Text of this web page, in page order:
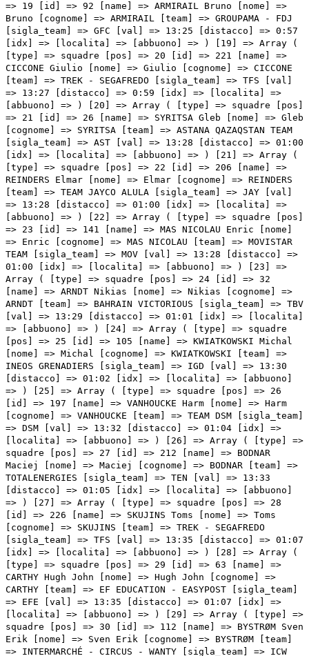
=> 19 [id] => 92 [name] => ARMIRAIL Bruno [nome] =>
Bruno [cognome] => ARMIRAIL [team] => GROUPAMA - FDJ
[sigla_team] => GFC [val] => 13:25 [distacco] => 0:57
[idx] => [localita] => [abbuono] => ) [19] => Array (
[type] => squadre [pos] => 20 [id] => 221 [name] =>
CICCONE Giulio [nome] => Giulio [cognome] => CICCONE
[team] => TREK - SEGAFREDO [sigla_team] => TFS [val]
=> 13:27 [distacco] => 0:59 [idx] => [localita] =>
[abbuono] => ) [20] => Array ( [type] => squadre [pos]
=> 21 [id] => 26 [name] => SYRITSA Gleb [nome] => Gleb
[cognome] => SYRITSA [team] => ASTANA QAZAQSTAN TEAM
[sigla_team] => AST [val] => 13:28 [distacco] => 01:00
[idx] => [localita] => [abbuono] => ) [21] => Array (
[type] => squadre [pos] => 22 [id] => 206 [name] =>
REINDERS Elmar [nome] => Elmar [cognome] => REINDERS
[team] => TEAM JAYCO ALULA [sigla_team] => JAY [val]
=> 13:28 [distacco] => 01:00 [idx] => [localita] =>
[abbuono] => ) [22] => Array ( [type] => squadre [pos] => 23 [id] => 141 [name] => MAS NICOLAU Enric [nome] => Enric [cognome] => MAS NICOLAU [team] => MOVISTAR TEAM [sigla_team] => MOV [val] => 13:28 [distacco] => 01:00 [idx] => [localita] => [abbuono] => ) [23] => Array ( [type] => squadre [pos] => 24 [id] => 32 [name] => ARNDT Nikias [nome] => Nikias [cognome] => ARNDT [team] => BAHRAIN VICTORIOUS [sigla_team] => TBV [val] => 13:29 [distacco] => 01:01 [idx] => [localita] => [abbuono] => ) [24] => Array ( [type] => squadre [pos] => 25 [id] => 105 [name] => KWIATKOWSKI Michal [nome] => Michal [cognome] => KWIATKOWSKI [team] => INEOS GRENADIERS [sigla_team] => IGD [val] => 13:30 [distacco] => 01:02 [idx] => [localita] => [abbuono] => ) [25] => Array ( [type] => squadre [pos] => 26 [id] => 197 [name] => VANHOUCKE Harm [nome] => Harm [cognome] => VANHOUCKE [team] => TEAM DSM [sigla_team] => DSM [val] => 13:32 [distacco] => 01:04 [idx] => [localita] => [abbuono] => ) [26] => Array ( [type] => squadre [pos] => 27 [id] => 212 [name] => BODNAR Maciej [nome] => Maciej [cognome] => BODNAR [team] => TOTALENERGIES [sigla_team] => TEN [val] => 13:33 [distacco] => 01:05 [idx] => [localita] => [abbuono] => ) [27] => Array ( [type] => squadre [pos] => 28 [id] => 226 [name] => SKUJINS Toms [nome] => Toms [cognome] => SKUJINS [team] => TREK - SEGAFREDO [sigla_team] => TFS [val] => 13:35 [distacco] => 01:07 [idx] => [localita] => [abbuono] => ) [28] => Array ( [type] => squadre [pos] => 29 [id] => 63 [name] => CARTHY Hugh John [nome] => Hugh John [cognome] => CARTHY [team] => EF EDUCATION - EASYPOST [sigla_team] => EFE [val] => 13:35 [distacco] => 01:07 [idx] => [localita] => [abbuono] => ) [29] => Array ( [type] => squadre [pos] => 30 [id] => 112 [name] => BYSTRØM Sven Erik [nome] => Sven Erik [cognome] => BYSTRØM [team] => INTERMARCHÉ - CIRCUS - WANTY [sigla_team] => ICW [val] => 13:35 [distacco] => 01:07 [idx] => [localita] => [abbuono] => ) [30] => Array ( [type] => squadre [pos] => 31 [id] => 123 [name] => GEE Derek [nome] => Derek [cognome] => GEE [team] => ISRAEL PREMIER TECH [sigla_team] => IPT [val] => 13:35 [distacco] => 01:07 [idx] => [localita] => [abbuono] => ) [31] => Array ( [type] => squadre [pos] => 32 [id] => 162 [name] => BAGIOLI Andrea [nome] => Andrea [cognome] => BAGIOLI [team] => SOUDAL QUICK-STEP [sigla_team] => SOQ [val] => 13:36 [distacco] => 01:08 [idx] => [localita] => [abbuono] => ) [32] => Array ( [type] => squadre [pos] => 33 [id] => 195 [name] => STORK Florian [nome] => Florian [cognome] => STORK [team] => TEAM DSM [sigla_team] => DSM [val] => 13:37 [distacco] => 01:09 [idx] => [localita] => [abbuono] => ) [33] => Array ( [type] => squadre [pos] => 34 [id] => 43 [name] => DENZ Nico [nome] => Nico [cognome] => DENZ [team] => BORA - HANSGROHE [sigla_team] => BOH [val] => 13:37 [distacco] => 01:09 [idx] => [localita] => [abbuono] => ) [34] => Array ( [type] => squadre [pos] => 35 [id] => 91 [name] => PINOT Thibaut [nome] => Thibaut [cognome] => PINOT [team] => GROUPAMA - FDJ [sigla_team] => GFC [val] => 13:38 [distacco] => 01:10 [idx] => [localita] => [abbuono] => ) [35] => Array ( [type] => squadre [pos] => 36 [id] => 34 [name] => BUITRAGO SANCHEZ Santiago [nome] => Santiago [cognome] => BUITRAGO SANCHEZ [team] => BAHRAIN VICTORIOUS [sigla_team] => TBV [val] => 13:38 [distacco] => 01:10 [idx] => [localita] => [abbuono] => ) [36] => Array ( [type] => squadre [pos] => 37 [id] => 137 [name] => VAN BAARLE Dylan [nome] => Dylan [cognome] => VAN BAARLE [team] => JUMBO-VISMA [sigla_team] => TJV [val] => 13:38 [distacco] => 01:10 [idx] => [localita] => [abbuono] => ) [37] => Array ( [type] => squadre [pos] => 38 [id] => 36 [name] => MIHOLJEVIC Fran [nome] => Fran [cognome] => MIHOLJEVIC [team] => BAHRAIN VICTORIOUS [sigla_team] => TBV [val] => 13:39 [distacco] => 01:11 [idx] => [localita] => [abbuono] => ) [38] => Array ( [type] => squadre [pos] => 39 [id] => 194 [name] => MAYRHOFER Marius [nome] => Marius [cognome] => MAYRHOFER [team] => TEAM DSM [sigla_team] => DSM [val] => 13:39 [distacco] => 01:11 [idx] => [localita] => [abbuono] => ) [39] => Array ( [type] => squadre [pos] => 40 [id] => 142 [name] => ARANBURU DEBA Alex [nome] => Alex [cognome] => ARANBURU DEBA [team] => MOVISTAR TEAM [sigla_team] => MOV [val] => 13:39 [distacco] => 01:11 [idx] => [localita] => [abbuono] => ) [40] => Array ( [type] => squadre [pos] => 41 [id] => 214 [name] => CRAS Steff [nome] => Steff [cognome] => CRAS [team] => TOTALENERGIES [sigla_team] => TEN [val] => 13:40 [distacco] => 01:12 [idx] => [localita] => [abbuono] => ) [41] => Array ( [type] => squadre [pos] => 42 [id] => 35 [name] => CARUSO Damiano [nome] => Damiano [cognome] => CARUSO [team] => BAHRAIN VICTORIOUS [sigla_team] => TBV [val] => 13:41 [distacco] => 01:13 [idx] => [localita] => [abbuono] => ) [42] => Array ( [type] => squadre [pos] => 43 [id] => 161 [name] => ALAPHILIPPE Julian [nome] => Julian [cognome] => ALAPHILIPPE [team] => SOUDAL QUICK-STEP [sigla_team] => SOQ [val] => 13:41 [distacco] => 01:13 [idx] => [localita] => [abbuono] => ) [43] => Array ( [type] => squadre [pos] => 44 [id] => 231 [name] => REICHENBACH Sebastien [nome] => Sebastien [cognome] => REICHENBACH [team] => TUDOR PRO CYCLING TEAM [sigla_team] => TUD [val] => 13:41 [distacco] => 01:13 [idx] => [localita] => [abbuono] => ) [44] => Array ( [type] => squadre [pos] => 45 [id] => 136 [name] => VAN AERT Wout [nome] => Wout [cognome] => VAN AERT [team] => JUMBO-VISMA [sigla_team] => TJV [val] => 13:42 [distacco] => 01:14 [idx] => [localita] => [abbuono] => ) [45] => Array ( [type] => squadre [pos] => 46 [id] => 164 [name] => DEVENYNS Dries [nome] => Dries [cognome] => DEVENYNS [team] => SOUDAL QUICK-STEP [sigla_team] => SOQ [val] => 13:42 [distacco] => 01:14 [idx] => [localita] => [abbuono] => ) [46] => Array ( [type] => squadre [pos] => 47 [id] => 132 [name] => BENOOT Tiesj [nome] => Tiesj [cognome] => BENOOT [team] => JUMBO-VISMA [sigla_team] => TJV [val] => 13:42 [distacco] => 01:14